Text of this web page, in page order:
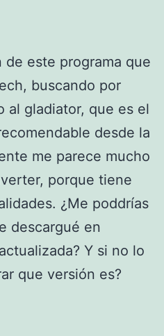
este programa que
buscando por
al gladiator, que es el
desde la
me parece mucho
porque tiene
¿Me poddrías
descargué en
Y si no lo
que versión es?